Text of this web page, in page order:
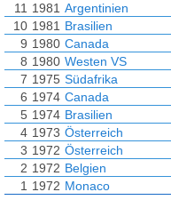
11 1981 Argentinien
10 1981 Brasilien
9 1980 Canada
8 1980 Westen VS
7 1975 Südafrika
6 1974 Canada
5 1974 Brasilien
4 1973 Österreich
3 1972 Österreich
2 1972 Belgien
1 1972 Monaco